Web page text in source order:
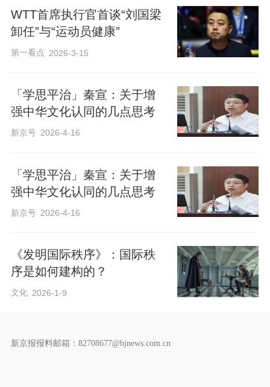
WTT首席执行官首谈“刘国梁
卸任”与“运动员健康”
第一看点 2026-3-15
「学思平治」秦宣：关于增
强中华文化认同的几点思考
新京号 2026-4-16
「学思平治」秦宣：关于增
强中华文化认同的几点思考
新京号 2026-4-16
《发明国际秩序》：国际秩
序是如何建构的？
文化 2026-1-9
新京报报料邮箱：82708677@bjnews.com.cn